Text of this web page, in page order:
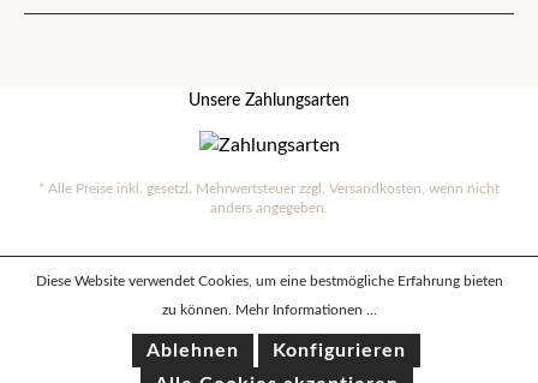
Unsere Zahlungsarten
* Alle Preise inkl. gesetzl. Mehrwertsteuer zzgl. Versandkosten , wenn nicht
anders angegeben.
Diese Website verwendet Cookies, um eine bestmögliche Erfahrung bieten
zu können.
Mehr Informationen ...
Ablehnen
Konfigurieren